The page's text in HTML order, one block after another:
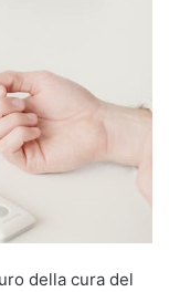
della cura del